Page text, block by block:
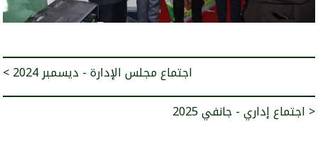
< اجتماع مجلس الإدارة - ديسمبر 2024
اجتماع إداري - جانفي 2025 >